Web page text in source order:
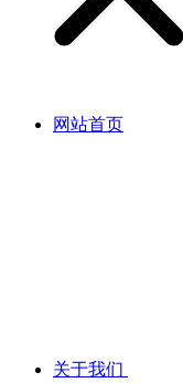
网站首页
关于我们